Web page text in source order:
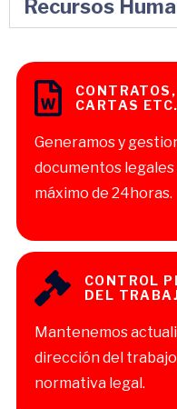
Recursos
CARTAS ETC.
Generamos y
documentos legales
máximo de 24horas.
CONTROL
DEL
Mantenemos
dirección del
normativa legal.